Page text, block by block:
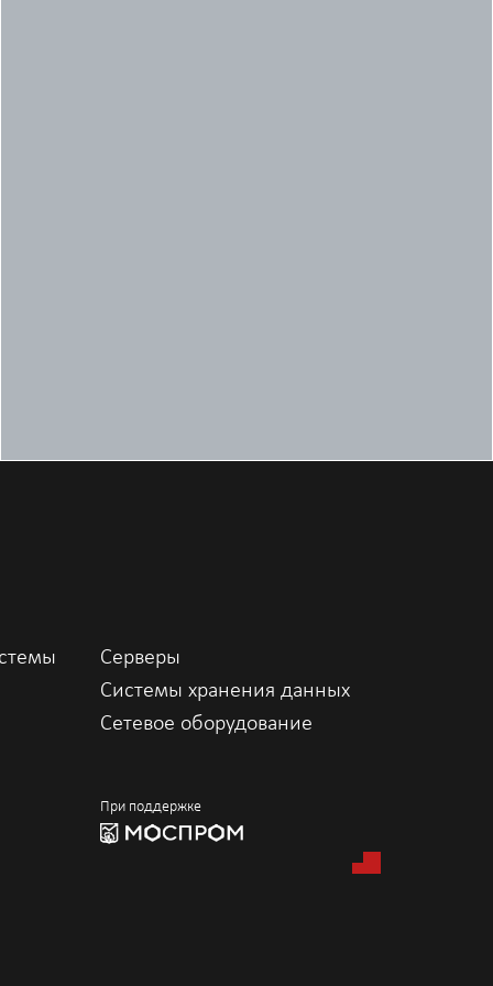
Серверы
Системы хранения данных
Сетевое оборудование
При поддержке